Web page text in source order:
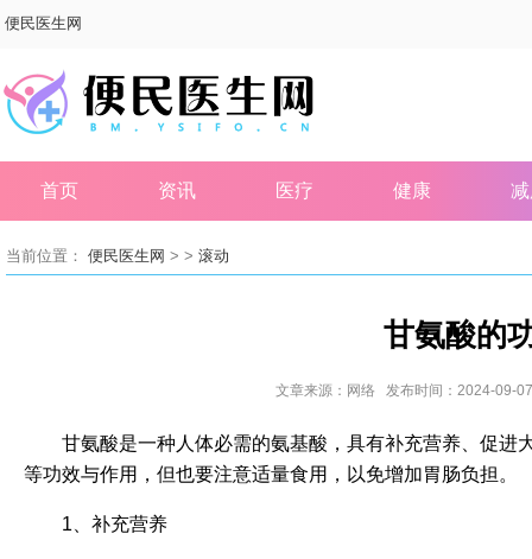
便民医生网
首页 资讯 医疗 健康
当前位置： 便民医生网 > > 滚动
甘氨酸的
文章来源：网络 发布时间：2024-09-
甘氨酸是一种人体必需的氨基酸，具有补充营养、促进
等功效与作用，但也要注意适量食用，以免增加胃肠负担。
1、补充营养